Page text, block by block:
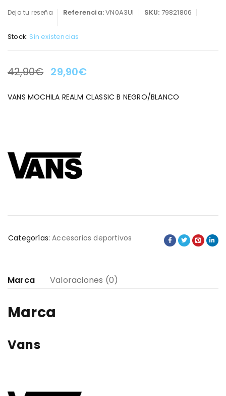
Deja tu reseña Referencia:VN0A3UI SKU: 79821806
Stock: Sin existencias
LA OFERTA TERMINA EN:
42,90€ 29,90€
VANS MOCHILA REALM CLASSIC B NEGRO/BLANCO
Categorías: Accesorios deportivos
Marca Valoraciones (0)
Marca
Vans